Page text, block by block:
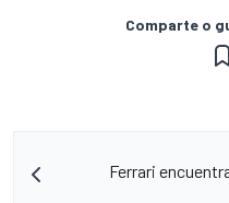
Comparte o
Ferrari